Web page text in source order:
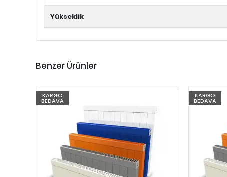
Yükseklik
Benzer Ürünler
KARGO
BEDAVA
KARGO
BEDAVA